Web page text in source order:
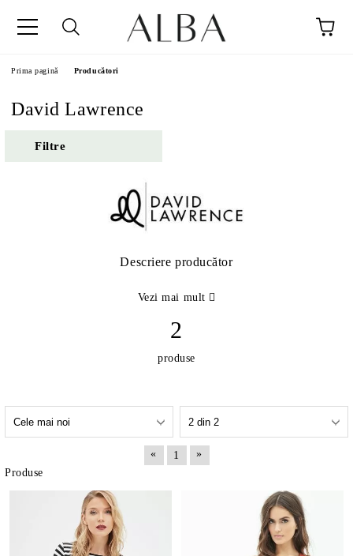
Prima pagină Producători
David Lawrence
Filtre
Descriere producător
Vezi mai mult
2
produse
« 1
»
Produse